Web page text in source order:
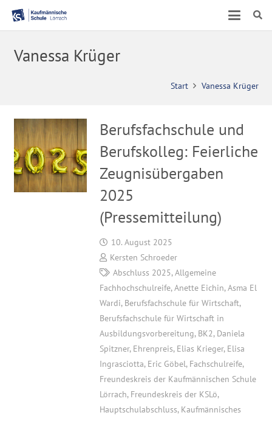
Vanessa Krüger
Start Vanessa Krüger
Berufsfachschule und
Berufskolleg: Feierliche
Zeugnisübergaben
2025
(Pressemitteilung)
10. August 2025
Kersten Schroeder
Abschluss 2025, Allgemeine
Fachhochschulreife, Anette Eichin, Asma El
Wardi, Berufsfachschule für Wirtschaft,
Berufsfachschule für Wirtschaft in
Ausbildungsvorbereitung, BK2, Daniela
Spitzner, Ehrenpreis, Elias Krieger, Elisa
Ingrasciotta, Eric Göbel, Fachschulreife,
Freundeskreis der Kaufmännischen Schule
Lörrach, Freundeskreis der KSLö,
Hauptschulabschluss, Kaufmännisches